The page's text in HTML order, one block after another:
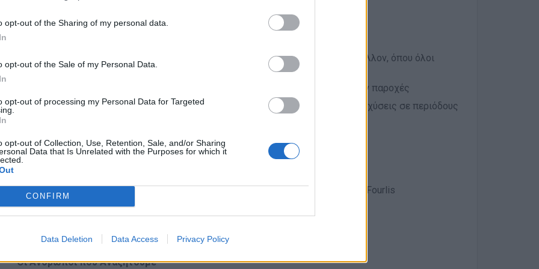
opt-out of the Sharing of my personal data.
opt-out of the Sale of my Personal Data.
opt-out of processing my Personal Data for Targeted
opt-out of Collection, Use, Retention, Sale, and/or Sharing
Data that Is Unrelated with the Purposes for which it
CONFIRM
Data Deletion Data Access Privacy Policy
Στην ΙΚΕΑ, πιστεύουμε στη δύναμη των ανθρώπων και δημιουργούμε ένα περιβάλλον, όπου όλοι
μπορούν να αναπτυχθούν και να εξελιχθούν μαζί μας.
Με πλήρες πακέτο παροχών & επιπλέον παροχές
🎁Επιπλέον παροχές μέσα στο έτος (δωροκάρτες / δωροεπιταγές):
Με ενισχύσεις σε περιόδους
🍽️ Εστιατόριο Εργαζομένων:Δωρεάν γεύμα ημερησίως
🛍️Εκπτώσεις:Προνομιακές τιμές σε προϊόντα ΙΚΕΑ & άλλα brands του Ομίλου Fourlis
💻Ανάπτυξη Υπαλλήλων:40+ ώρες ετήσιας εκπαίδευσης για συνεχή εξέλιξη
Συμπεριληπτικό Περιβάλλον:
Διεθνής, φιλική και πολυπολιτισμική ομάδα
Οι Άνθρωποι που Αναζητούμε